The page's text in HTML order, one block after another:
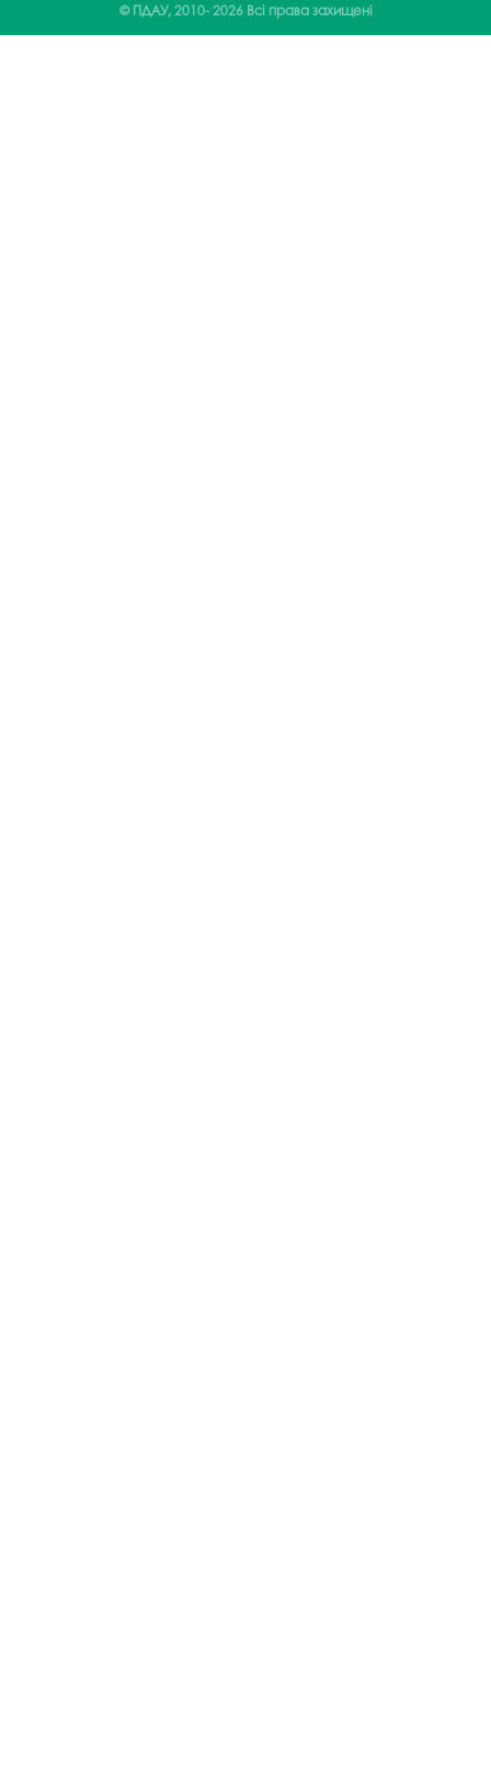
© ПДАУ, 2010-2026 Всі права захищені